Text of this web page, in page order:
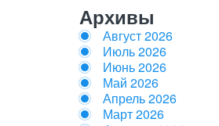
Архивы
Август 2026
Июль 2026
Июнь 2026
Май 2026
Апрель 2026
Март 2026